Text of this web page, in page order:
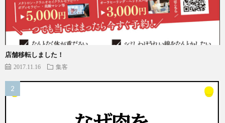
店舗移転しました！
2017.11.16 集客